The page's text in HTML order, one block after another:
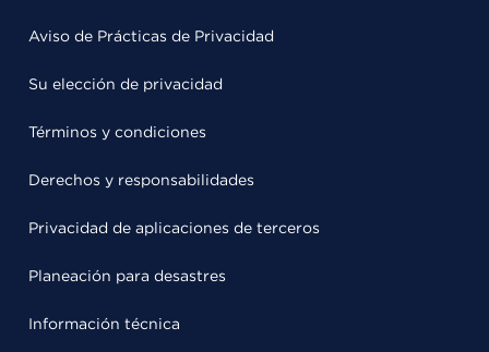
Aviso de Prácticas de Privacidad
Su elección de privacidad
Términos y condiciones
Derechos y responsabilidades
Privacidad de aplicaciones de terceros
Planeación para desastres
Información técnica